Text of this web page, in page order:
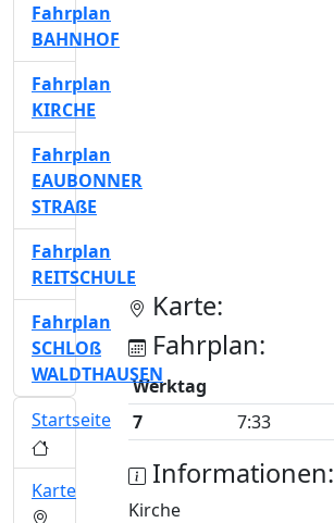
Karte:
Fahrplan:
Werktag
7
7:33
Informationen:
Kirche
Fahrplan
BAHNHOF
Fahrplan
KIRCHE
Fahrplan
EAUBONNER
STRAßE
Fahrplan
REITSCHULE
Fahrplan
SCHLOß
WALDTHAUSEN
Startseite
Karte